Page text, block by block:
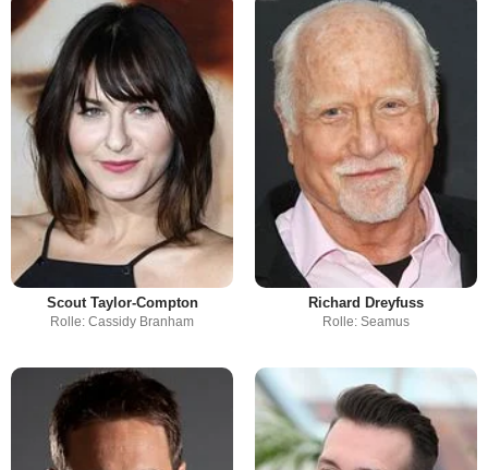
Scout Taylor-Compton
Rolle: Cassidy Branham
Richard Dreyfuss
Rolle: Seamus